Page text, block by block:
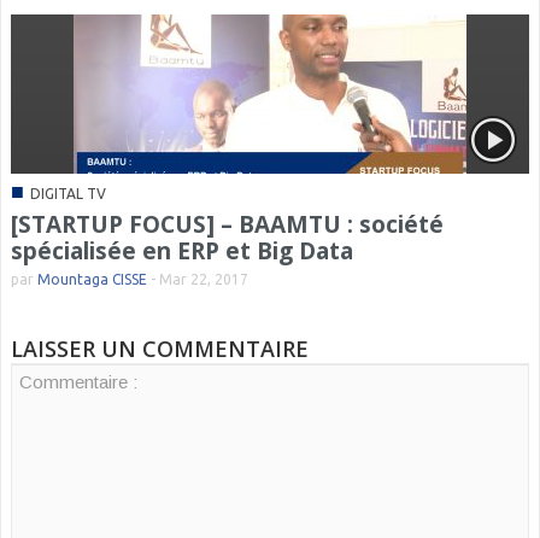
■ DIGITAL TV
[STARTUP FOCUS] – BAAMTU : société
spécialisée en ERP et Big Data
par Mountaga CISSE - Mar 22, 2017
LAISSER UN COMMENTAIRE